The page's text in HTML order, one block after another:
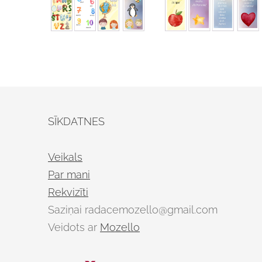
SĪKDATNES
Veikals
Par mani
Rekvizīti
Saziņai radacemozello@gmail.com
Veidots ar Mozello